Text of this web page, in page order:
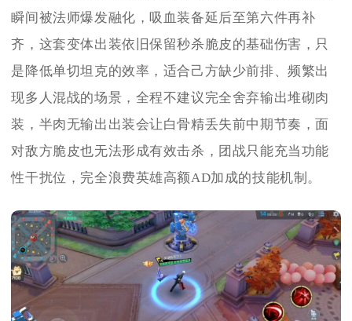
瞬间被法师爆发融化，吸血装备延后至第六件再补
齐，这套变体出装依旧保留秒杀脆皮的基础伤害，只
是降低单切坦克的效率，适合己方缺少前排、频繁出
现多人混战的场景，全程不建议完全舍弃输出堆砌肉
装，半肉无输出出装会让白骨精丢失前中期节奏，面
对敌方脆皮也无法形成有效击杀，团战只能充当功能
性干扰位，完全浪费英雄高额AD加成的技能机制。